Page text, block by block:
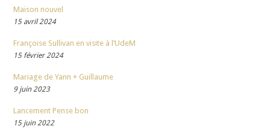
Maison nouvel
15 avril 2024
Françoise Sullivan en visite à l’UdeM
15 février 2024
Mariage de Yann + Guillaume
9 juin 2023
Lancement Pense bon
15 juin 2022